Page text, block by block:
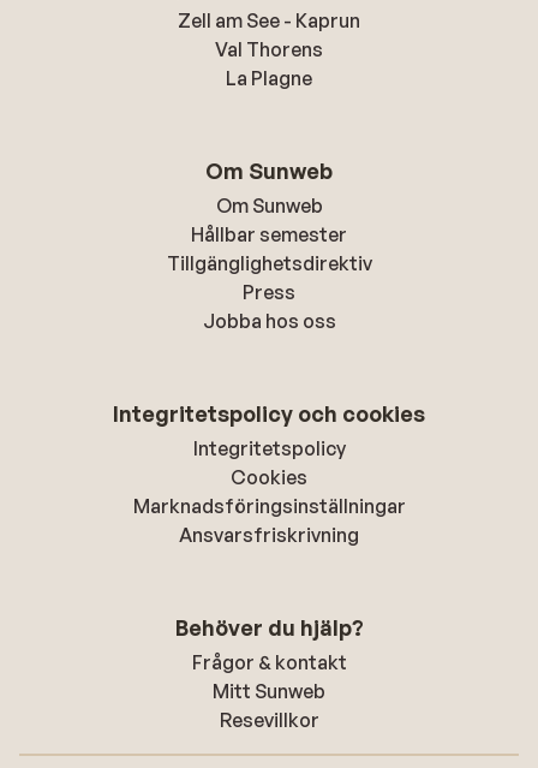
Zell am See - Kaprun
Val Thorens
La Plagne
Om Sunweb
Om Sunweb
Hållbar semester
Tillgänglighetsdirektiv
Press
Jobba hos oss
Integritetspolicy och cookies
Integritetspolicy
Cookies
Marknadsföringsinställningar
Ansvarsfriskrivning
Behöver du hjälp?
Frågor & kontakt
Mitt Sunweb
Resevillkor